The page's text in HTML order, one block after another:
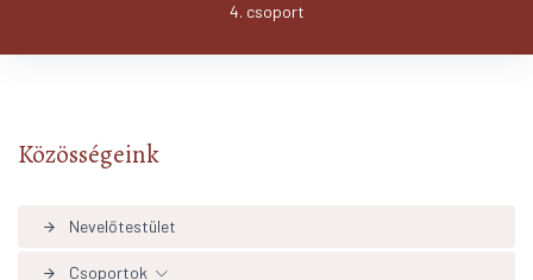
4. csoport
Közösségeink
arrow_forward Nevelőtestület
arrow_forward Csoportok